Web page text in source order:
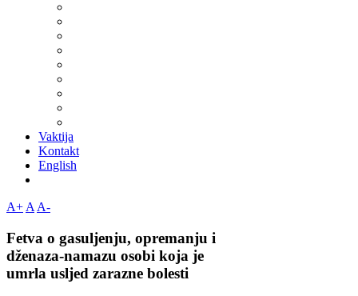
Vaktija
Kontakt
English
A+ A A-
Fetva o gasuljenju, opremanju i
dženaza-namazu osobi koja je
umrla usljed zarazne bolesti